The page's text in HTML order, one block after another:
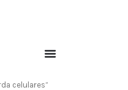
celulares”